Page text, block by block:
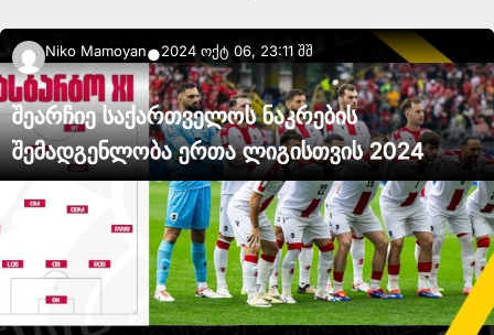
Niko Mamoyan●2024 ოქტ 06, 23:11 შშ
შეარჩიე საქართველოს ნაკრების
შემადგენლობა ერთა ლიგისთვის 2024